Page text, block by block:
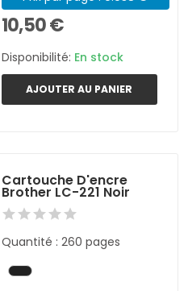
10,50 €
Disponibilité: En stock
AJOUTER AU PANIER
Cartouche D'encre
Brother LC-221 Noir
Quantité : 260 pages